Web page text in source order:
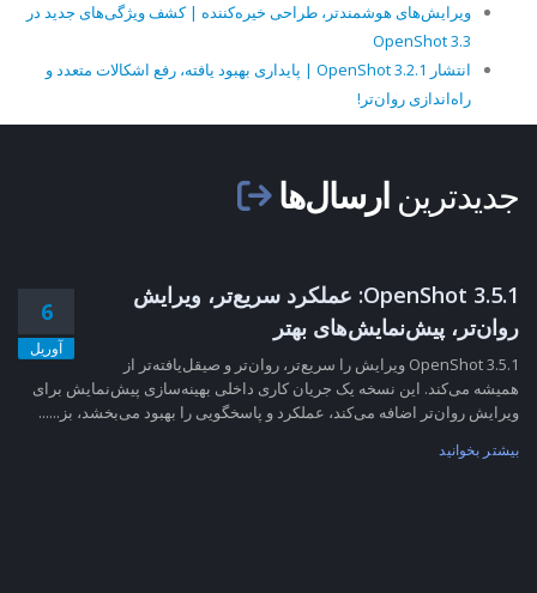
ویرایش‌های هوشمندتر، طراحی خیره‌کننده | کشف ویژگی‌های جدید در
OpenShot 3.3
انتشار OpenShot 3.2.1 | پایداری بهبود یافته، رفع اشکالات متعدد و
راه‌اندازی روان‌تر!
جدیدترین ارسال‌ها
6
آوریل
OpenShot 3.5.1: عملکرد سریع‌تر، ویرایش
روان‌تر، پیش‌نمایش‌های بهتر
OpenShot 3.5.1 ویرایش را سریع‌تر، روان‌تر و صیقل‌یافته‌تر از
همیشه می‌کند. این نسخه یک جریان کاری داخلی بهینه‌سازی پیش‌نمایش برای
ویرایش روان‌تر اضافه می‌کند، عملکرد و پاسخگویی را بهبود می‌بخشد، بز......
بیشتر بخوانید